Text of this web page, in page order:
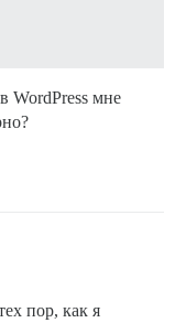
WordPress мне
пор, как я